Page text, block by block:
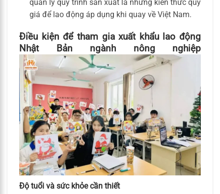
quản lý quy trình sản xuất là những kiến thức quý
giá để lao động áp dụng khi quay về Việt Nam.
Điều kiện để tham gia xuất khẩu lao động
Nhật Bản ngành nông nghiệp
Độ tuổi và sức khỏe cần thiết